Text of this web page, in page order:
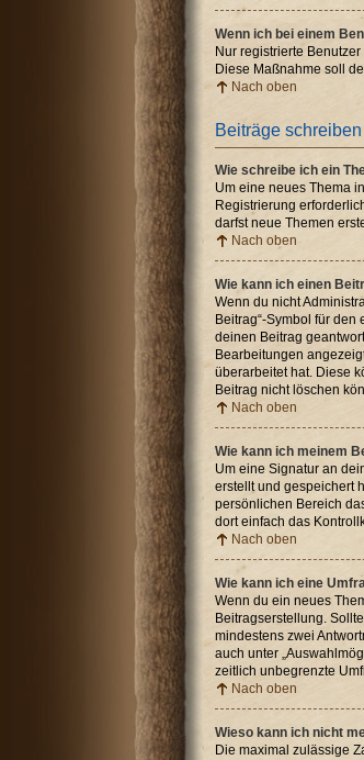
Wenn ich bei einem
Nur registrierte
Diese Maßnahme soll
Nach oben
Beiträge schreiben
Wie schreibe ich ein
Um eine neues Thema
Registrierung
darfst neue Themen
Nach oben
Wie kann ich einen
Wenn du nicht
Beitrag“-Symbol für
deinen Beitrag
Bearbeitungen
überarbeitet hat. Diese
Beitrag nicht löschen
Nach oben
Wie kann ich meinem
Um eine Signatur an
erstellt und gespeichert
persönlichen Bereich
dort einfach das
Nach oben
Wie kann ich eine
Wenn du ein neues
Beitragserstellung.
mindestens zwei
auch unter
zeitlich unbegrenzte
Nach oben
Wieso kann ich nicht
Die maximal zulässige